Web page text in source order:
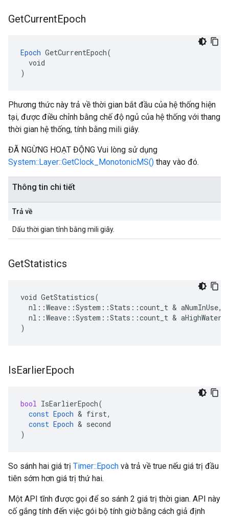
GetCurrentEpoch
Epoch GetCurrentEpoch(
  void
)
Phương thức này trả về thời gian bắt đầu của hệ thống hiện
tại, được điều chỉnh bằng chế độ ngủ của hệ thống với thang
thời gian hệ thống, tính bằng mili giây.
ĐÃ NGỪNG HOẠT ĐỘNG Vui lòng sử dụng
System::Layer::GetClock_MonotonicMS() thay vào đó.
Thông tin chi tiết
Trả về
Dấu thời gian tính bằng mili giây.
GetStatistics
void GetStatistics(
  nl::Weave::System::Stats::count_t & aNumInUse,
nl::Weave::System::Stats::count_t &
)
IsEarlierEpoch
bool IsEarlierEpoch(
const Epoch & first,
const Epoch & second
)
So sánh hai giá trị Timer::Epoch và trả về true nếu giá trị đầu
tiên sớm hơn giá trị thứ hai.
Một API tĩnh được gọi để so sánh 2 giá trị thời gian. API này
cố gắng tính đến việc gói bộ tính giờ bằng cách giả định